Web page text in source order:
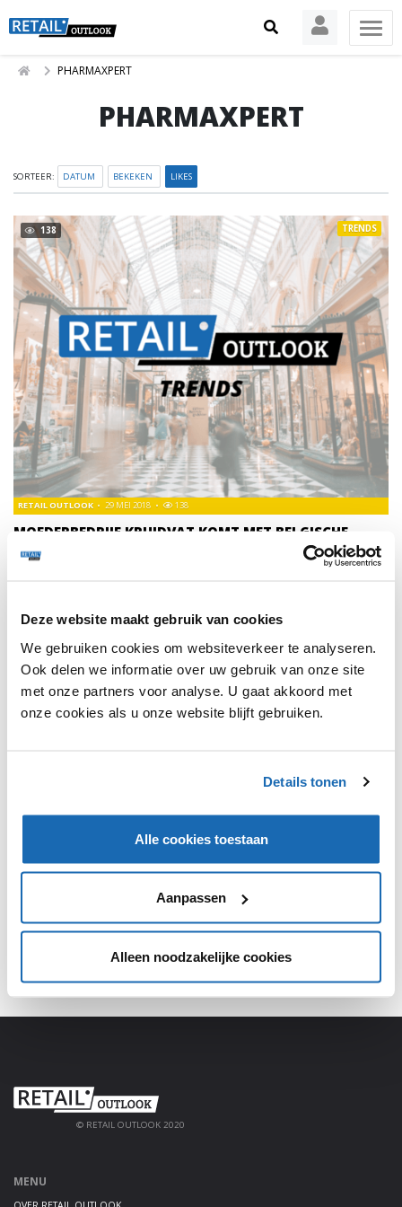
Deze website maakt gebruik van cookies
We gebruiken cookies om websiteverkeer te analyseren.
Ook delen we informatie over uw gebruik van onze site
met onze partners voor analyse. U gaat akkoord met
onze cookies als u onze website blijft gebruiken.
Details tonen
Alle cookies toestaan
Aanpassen
Alleen noodzakelijke cookies
PHARMAXPERT
PHARMAXPERT
SORTEER: DATUM BEKEKEN LIKES
138
MOEDERBEDRIJF KRUIDVAT KOMT MET BELGISCHE
ONLINE APOTHEEK
RETAIL OUTLOOK 29 MEI 2018 138
TRENDS
Kruidvat dat bijvoorbeeld in Nederland doet.
1
platform!
AANMELDEN
© RETAIL OUTLOOK 2020
MENU